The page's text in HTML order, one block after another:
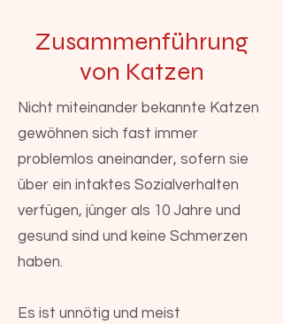
Zusammenführung
von Katzen
Nicht miteinander bekannte Katzen
gewöhnen sich fast immer
problemlos aneinander, sofern sie
über ein intaktes Sozialverhalten
verfügen, jünger als 10 Jahre und
gesund sind und keine Schmerzen
haben.
Es ist unnötig und meist